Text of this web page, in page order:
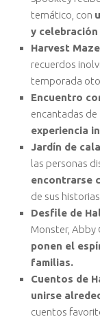
temático, con
y
Harvest
recuerdos
temporada
Encuentro
encantadas de
experiencia
Jardín de
las personas
encontrarse
de sus
Desfile de
Monster, Abby
ponen el
familias.
Cuentos de
unirse
cuentos